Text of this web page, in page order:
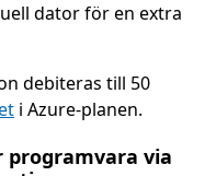
dator för en extra
debiteras till 50
i Azure-planen.
via